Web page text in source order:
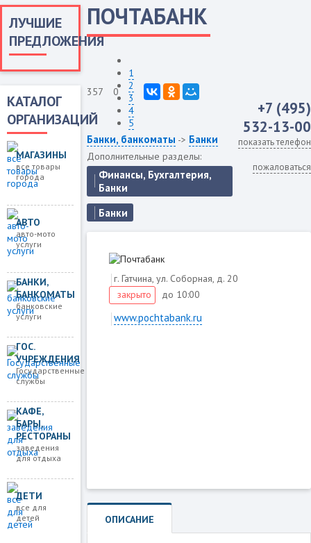
ЛУЧШИЕ
ПРЕДЛОЖЕНИЯ
КАТАЛОГ
ОРГАНИЗАЦИЙ
МАГАЗИНЫ
все товары
города
АВТО
авто-мото
услуги
БАНКИ,
БАНКОМАТЫ
банковские
услуги
ГОС.
УЧРЕЖДЕНИЯ
Государственные
службы
КАФЕ,
БАРЫ,
РЕСТОРАНЫ
заведения
для отдыха
ДЕТИ
все для
детей
ПОЧТАБАНК
357 0
1
2
3
4
5
Банки, банкоматы -> Банки
Дополнительные разделы:
Финансы, Бухгалтерия,
Банки
Банки
+7 (495)
532-13-00
показать телефон
пожаловаться
г. Гатчина, ул. Соборная, д. 20
закрыто
до 10:00
www.pochtabank.ru
ОПИСАНИЕ